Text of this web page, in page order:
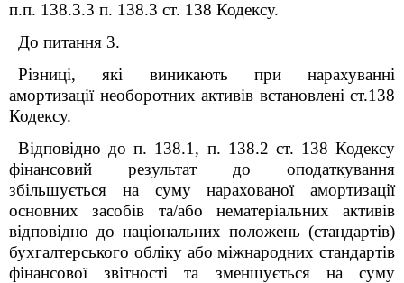
п.п. 138.3.3 п. 138.3 ст. 138 Кодексу.
До питання 3.
Різниці, які виникають при нарахуванні
амортизації необоротних активів встановлені ст.138
Кодексу.
Відповідно до п. 138.1, п. 138.2 ст. 138 Кодексу
фінансовий результат до оподаткування
збільшується на суму нарахованої амортизації
основних засобів та/або нематеріальних активів
відповідно до національних положень (стандартів)
бухгалтерського обліку або міжнародних стандартів
фінансової звітності та зменшується на суму